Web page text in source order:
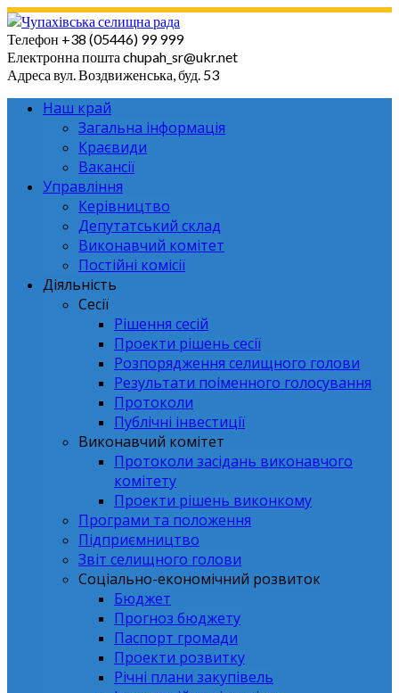
Skip
to
content
Телефон +38 (05446) 99 999
Електронна пошта chupah_sr@ukr.net
Адреса вул. Воздвиженська, буд. 53
Наш край
Загальна інформація
Краєвиди
Вакансії
Управління
Керівництво
Депутатський склад
Виконавчий комітет
Постійні комісії
Діяльність
Сесії
Рішення сесій
Проекти рішень сесії
Розпорядження селищного голови
Результати поіменного голосування
Протоколи
Публічні інвестиції
Виконавчий комітет
Протоколи засідань виконавчого
комітету
Проекти рішень виконкому
Програми та положення
Підприємництво
Звіт селищного голови
Соціально-економічний розвиток
Бюджет
Прогноз бюджету
Паспорт громади
Проекти розвитку
Річні плани закупівель